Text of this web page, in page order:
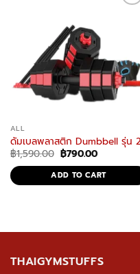
ALL
ดัมเบลพลาสติก Dumbbell รุ่น
฿1,590.00 Original
price
was:
฿1,590.00.
฿790.00Current
is:
฿790.00.
ADD TO CART
THAIGYMSTUFFS